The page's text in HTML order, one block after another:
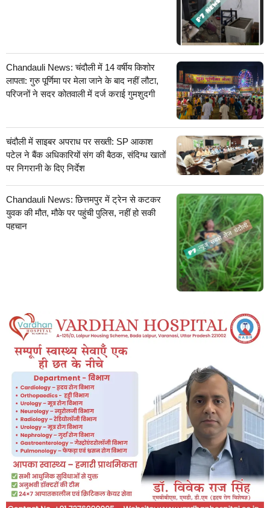
Chandauli News: चंदौली में 14 वर्षीय किशोर
लापता: गुरु पूर्णिमा पर मेला जाने के बाद नहीं लौटा,
परिजनों ने सदर कोतवाली में दर्ज कराई गुमशुदगी
चंदौली में साइबर अपराध पर सख्ती: SP आकाश
पटेल ने बैंक अधिकारियों संग की बैठक, संदिग्ध खातों
पर निगरानी के दिए निर्देश
Chandauli News: छित्तमपुर में ट्रेन से कटकर
युवक की मौत, मौके पर पहुंची पुलिस, नहीं हो सकी
पहचान